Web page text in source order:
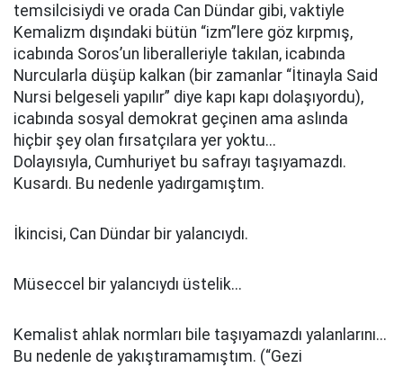
temsilcisiydi ve orada Can Dündar gibi, vaktiyle
Kemalizm dışındaki bütün “izm”lere göz kırpmış,
icabında Soros’un liberalleriyle takılan, icabında
Nurcularla düşüp kalkan (bir zamanlar “İtinayla Said
Nursi belgeseli yapılır” diye kapı kapı dolaşıyordu),
icabında sosyal demokrat geçinen ama aslında
hiçbir şey olan fırsatçılara yer yoktu...
Dolayısıyla, Cumhuriyet bu safrayı taşıyamazdı.
Kusardı. Bu nedenle yadırgamıştım.
İkincisi, Can Dündar bir yalancıydı.
Müseccel bir yalancıydı üstelik...
Kemalist ahlak normları bile taşıyamazdı yalanlarını...
Bu nedenle de yakıştıramamıştım. (“Gezi